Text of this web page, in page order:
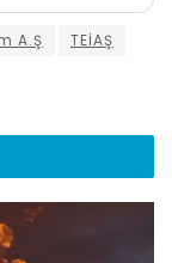
A.Ş
TEİAŞ